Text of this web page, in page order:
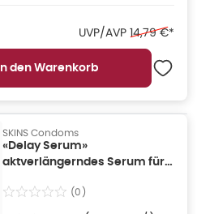
UVP/AVP Ehemaliger
14,79 €*
In den Warenkorb
SKINS Condoms
«Delay Serum»
aktverlängerndes Serum für
(0)